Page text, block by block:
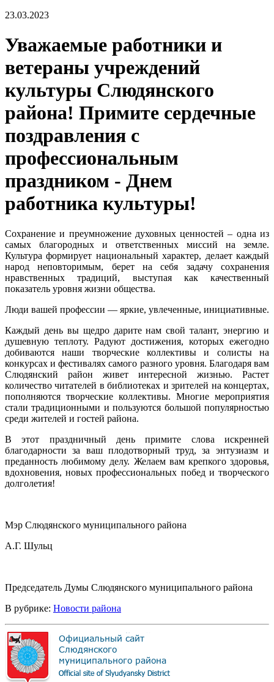
23.03.2023
Уважаемые работники и
ветераны учреждений
культуры Слюдянского
района! Примите сердечные
поздравления с
профессиональным
праздником - Днем
работника культуры!
Сохранение и преумножение духовных ценностей – одна из
самых благородных и ответственных миссий на земле.
Культура формирует национальный характер, делает каждый
народ неповторимым, берет на себя задачу сохранения
нравственных традиций, выступая как качественный
показатель уровня жизни общества.
Люди вашей профессии — яркие, увлеченные, инициативные.
Каждый день вы щедро дарите нам свой талант, энергию и
душевную теплоту. Радуют достижения, которых ежегодно
добиваются наши творческие коллективы и солисты на
конкурсах и фестивалях самого разного уровня. Благодаря вам
Слюдянский район живет интересной жизнью. Растет
количество читателей в библиотеках и зрителей на концертах,
пополняются творческие коллективы. Многие мероприятия
стали традиционными и пользуются большой популярностью
среди жителей и гостей района.
В этот праздничный день примите слова искренней
благодарности за ваш плодотворный труд, за энтузиазм и
преданность любимому делу. Желаем вам крепкого здоровья,
вдохновения, новых профессиональных побед и творческого
долголетия!
Мэр Слюдянского муниципального района
А.Г. Шульц
Председатель Думы Слюдянского муниципального района
В рубрике: Новости района